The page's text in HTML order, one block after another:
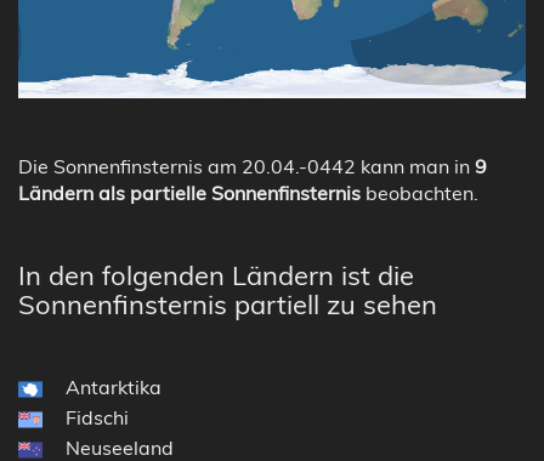
Die Sonnenfinsternis am 20.04.-0442 kann man in 9
Ländern als partielle Sonnenfinsternis beobachten.
In den folgenden Ländern ist die
Sonnenfinsternis partiell zu sehen
Antarktika
Fidschi
Neuseeland